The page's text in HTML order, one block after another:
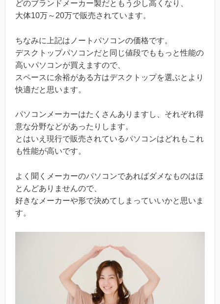
どのブランドメーカー製だともう少し高くなり、
大体10万～20万で販売されています。
ちなみに上記はノートパソコンの価格です。
デスクトップパソコンだと同じ値段でももっと性能の
高いパソコンが買えますので、
スペースに余裕がある方はデスクトップを選ぶとより
快適だと思います。
パソコンメーカーはたくさんありますし、それぞれ得
意な分野などがあったりします。
とはいえ現行で販売されているパソコンはどれもこれ
も性能が高いです。
よく聞くメーカーのパソコンであればダメなものはほ
とんどありませんので、
好きなメーカーや形で決めてしまっていいかと思いま
す。